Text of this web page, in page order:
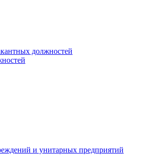
должностей
и унитарных предприятий